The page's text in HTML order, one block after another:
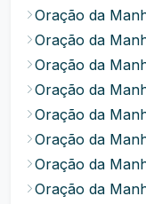
Oração da
Oração da
Oração da
Oração da
Oração da
Oração da
Oração da
Oração da